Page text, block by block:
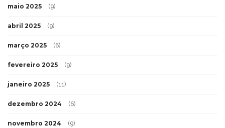
maio 2025 (9)
abril 2025 (9)
março 2025 (6)
fevereiro 2025 (9)
janeiro 2025 (11)
dezembro 2024 (6)
novembro 2024 (9)